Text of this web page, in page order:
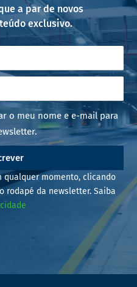
a par de novos
exclusivo.
o meu nome e e-mail para
qualquer momento, clicando
rodapé da newsletter. Saiba